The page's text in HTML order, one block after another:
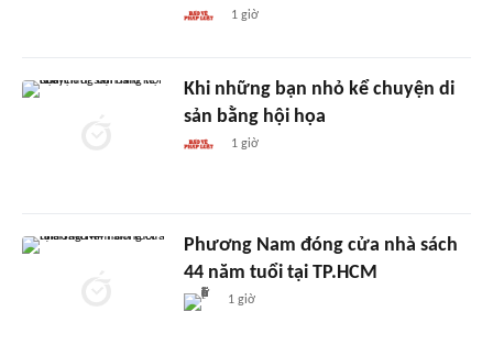
1 giờ
Khi những bạn nhỏ kể chuyện di
sản bằng hội họa
1 giờ
Phương Nam đóng cửa nhà sách
44 năm tuổi tại TP.HCM
1 giờ